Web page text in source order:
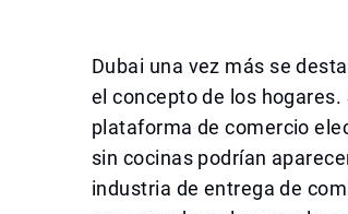
Dubai una vez más se
el concepto de los
plataforma de comercio
sin cocinas podrían
industria de entrega de